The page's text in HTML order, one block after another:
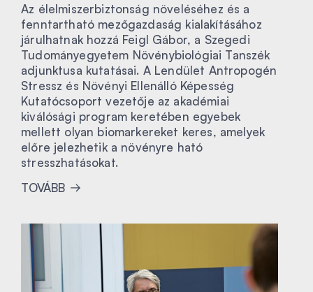
Az élelmiszerbiztonság növeléséhez és a
fenntartható mezőgazdaság kialakításához
járulhatnak hozzá Feigl Gábor, a Szegedi
Tudományegyetem Növénybiológiai Tanszék
adjunktusa kutatásai. A Lendület Antropogén
Stressz és Növényi Ellenálló Képesség
Kutatócsoport vezetője az akadémiai
kiválósági program keretében egyebek
mellett olyan biomarkereket keres, amelyek
előre jelezhetik a növényre ható
stresszhatásokat.
TOVÁBB